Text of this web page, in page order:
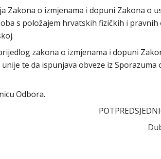
o izmjenama i dopuni Zakona o
s položajem hrvatskih fizičkih i pravnih
zakona o izmjenama i dopuni
te da ispunjava obveze iz Sporazuma
Odbora.